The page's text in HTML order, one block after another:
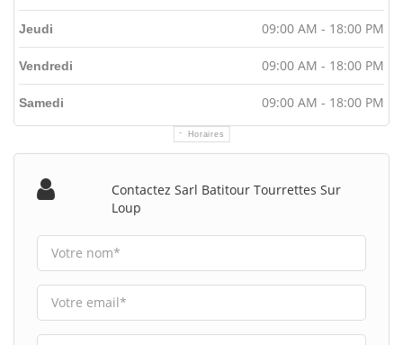
Horaires
Jeudi 09:00 AM - 18:00 PM
Vendredi 09:00 AM - 18:00 PM
Samedi 09:00 AM - 18:00 PM
Contactez Sarl Batitour Tourrettes Sur
Loup